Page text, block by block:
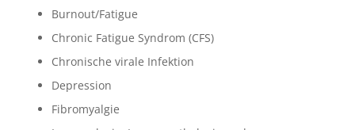
Burnout/Fatigue
Chronic Fatigue Syndrom (CFS)
Chronische virale Infektion
Depression
Fibromyalgie